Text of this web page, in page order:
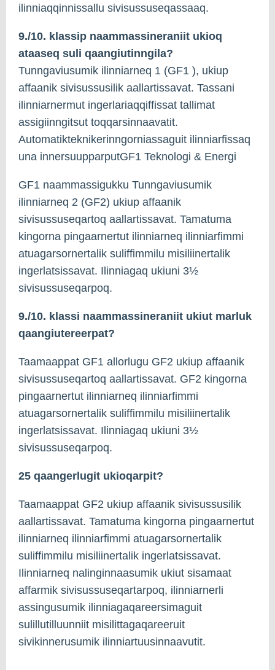
ilinniaqqinnissallu sivisussuseqassaaq.
9./10. klassip naammassineraniit ukioq
ataaseq suli qaangiutinngila?
Tunngaviusumik ilinniarneq 1 (GF1 ), ukiup
affaanik sivisussusilik aallartissavat. Tassani
ilinniarnermut ingerlariaqqiffissat tallimat
assigiinngitsut toqqarsinnaavatit.
Automatikteknikerinngorniassaguit ilinniarfissaq
una innersuupparputGF1 Teknologi & Energi
GF1 naammassigukku Tunngaviusumik
ilinniarneq 2 (GF2) ukiup affaanik
sivisussuseqartoq aallartissavat. Tamatuma
kingorna pingaarnertut ilinniarneq ilinniarfimmi
atuagarsornertalik suliffimmilu misiliinertalik
ingerlatsissavat. Ilinniagaq ukiuni 3½
sivisussuseqarpoq.
9./10. klassi naammassineraniit ukiut marluk
qaangiutereerpat?
Taamaappat GF1 allorlugu GF2 ukiup affaanik
sivisussuseqartoq aallartissavat. GF2 kingorna
pingaarnertut ilinniarneq ilinniarfimmi
atuagarsornertalik suliffimmilu misiliinertalik
ingerlatsissavat. Ilinniagaq ukiuni 3½
sivisussuseqarpoq.
25 qaangerlugit ukioqarpit?
Taamaappat GF2 ukiup affaanik sivisussusilik
aallartissavat. Tamatuma kingorna pingaarnertut
ilinniarneq ilinniarfimmi atuagarsornertalik
suliffimmilu misiliinertalik ingerlatsissavat.
Ilinniarneq nalinginnaasumik ukiut sisamaat
affarmik sivisussuseqartarpoq, ilinniarnerli
assingusumik ilinniagaqareersimaguit
sulillutilluunniit misilittagaqareeruit
sivikinnerusumik ilinniartuusinnaavutit.